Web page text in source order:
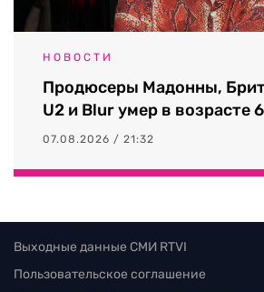
НОВОСТИ
Продюсеры Мадонны,
U2 и Blur умер в возрасте
07.08.2026 / 21:32
Выходные данные СМИ RTVI
Пользовательское соглашение